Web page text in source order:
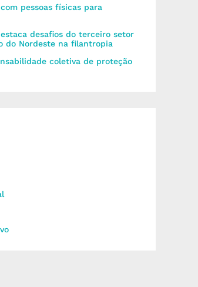
pessoas físicas para
desafios do terceiro setor
do Nordeste na filantropia
coletiva de proteção